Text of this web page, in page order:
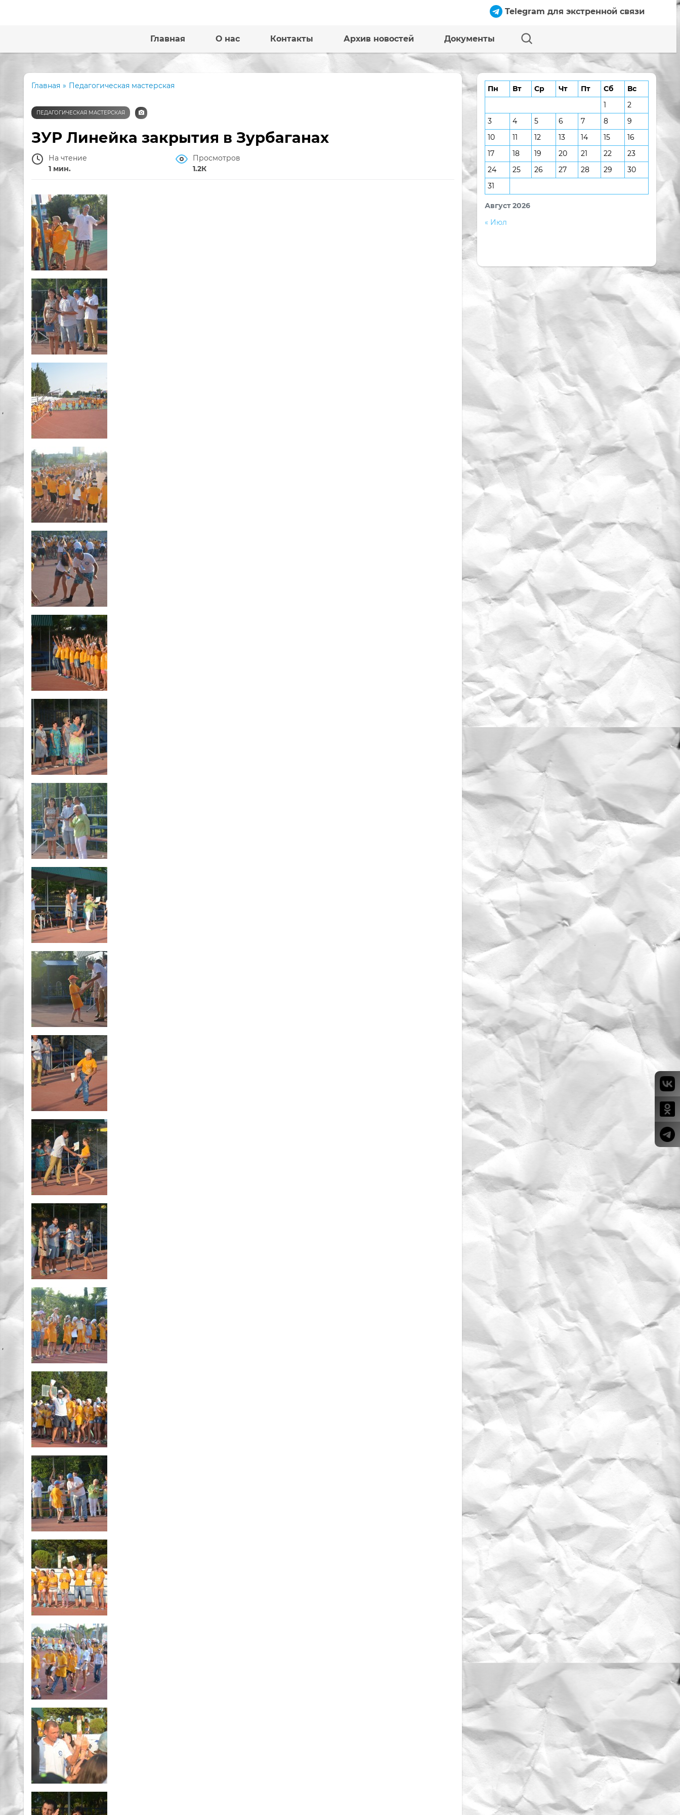
Telegram для экстренной связи
Главная О нас Контакты Архив новостей Документы
Главная » Педагогическая мастерская
ПЕДАГОГИЧЕСКАЯ МАСТЕРСКАЯ
ЗУР Линейка закрытия в Зурбаганах
На чтение
1 мин.
Просмотров
1.2К
Август 2026
Пн Вт Ср Чт Пт Сб
Вс
1
2
3
4 5 6 7 8
9
10
11 12 13 14 15
16
17
18 19 20 21 22
23
24
25 26 27 28 29
30
31
« Июл